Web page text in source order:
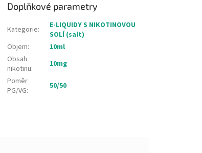
Doplňkové parametry
Kategorie:
E-LIQUIDY S NIKOTINOVOU
SOLÍ (salt)
Objem:
10ml
Obsah
nikotinu:
10mg
Poměr
PG/VG: 50/50